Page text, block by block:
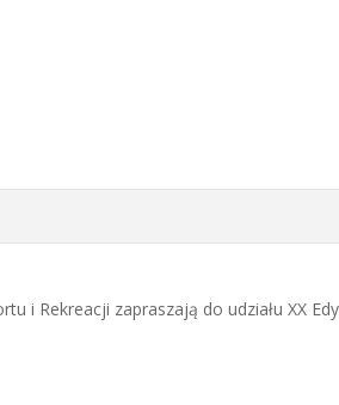
i Rekreacji zapraszają do udziału XX